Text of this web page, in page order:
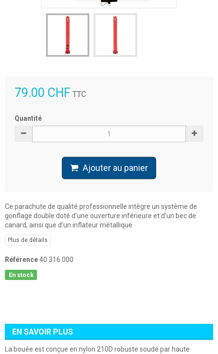
79.00 CHF TTC
Quantité
Ajouter au panier
Ce parachute de qualité professionnelle intègre un système de
gonflage double doté d’une ouverture inférieure et d’un bec de
canard, ainsi que d’un inflateur métallique
Plus de détails
Référence40.316.000
En stock
EN SAVOIR PLUS
La bouée est conçue en nylon 210D robuste soudé par haute